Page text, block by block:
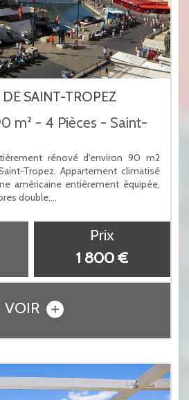
SAINT-TROPEZ
m² - 4 Pièces - Saint-
rénové d'environ 90 m2
Tropez. Appartement climatisé
américaine entièrement équipée,
double,...
Prix
1 800 €
VOIR